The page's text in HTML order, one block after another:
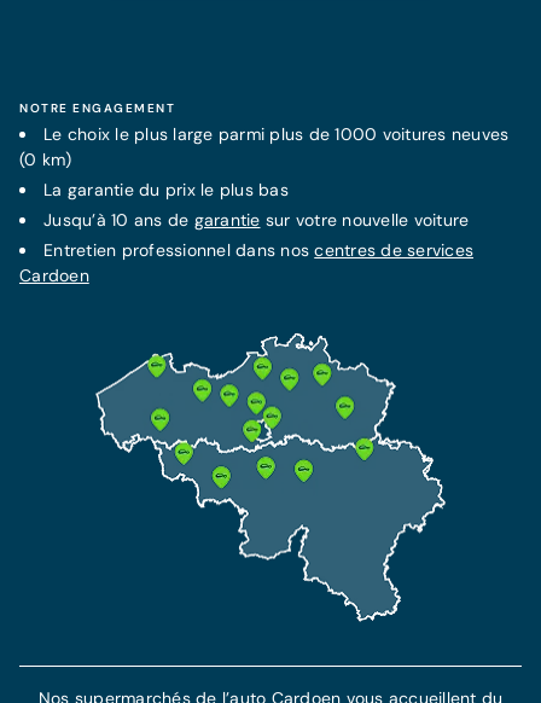
NOTRE ENGAGEMENT
Le choix le plus large parmi plus de 1000 voitures neuves
(0 km)
La garantiedu prix le plus bas
Jusqu’à 10 ans de garantie sur votre nouvelle voiture
Entretien professionnel dans noscentres de services
Cardoen
Nos supermarchés de l’auto Cardoen vous accueillent du